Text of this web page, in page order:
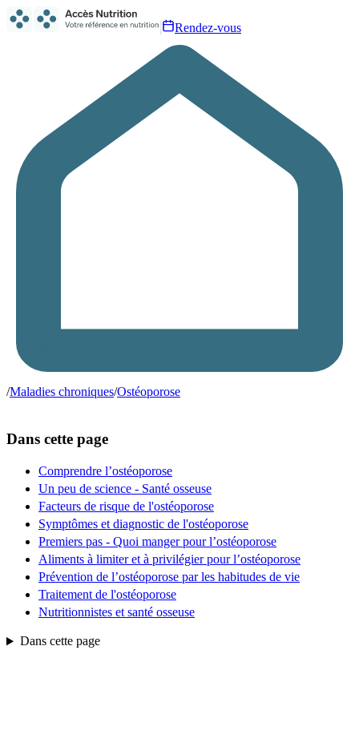
Rendez-vous
/Maladies chroniques/Ostéoporose
Dans cette page
Comprendre l’ostéoporose
Un peu de science - Santé osseuse
Facteurs de risque de l'ostéoporose
Symptômes et diagnostic de l'ostéoporose
Premiers pas - Quoi manger pour l’ostéoporose
Aliments à limiter et à privilégier pour l’ostéoporose
Prévention de l’ostéoporose par les habitudes de vie
Traitement de l'ostéoporose
Nutritionnistes et santé osseuse
Dans cette page